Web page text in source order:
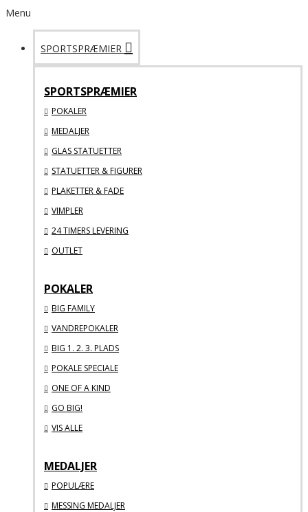
Menu
SPORTSPRÆMIER
SPORTSPRÆMIER
POKALER
MEDALJER
GLAS STATUETTER
STATUETTER & FIGURER
PLAKETTER & FADE
VIMPLER
24 TIMERS LEVERING
OUTLET
POKALER
BIG FAMILY
VANDREPOKALER
BIG 1. 2. 3. PLADS
POKALE SPECIALE
ONE OF A KIND
GO BIG!
VIS ALLE
MEDALJER
POPULÆRE
MESSING MEDALJER